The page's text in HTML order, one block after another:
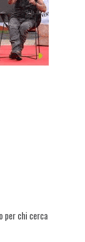
per chi cerca